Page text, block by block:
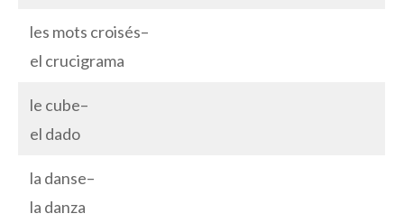
les mots croisés–
el crucigrama
le cube–
el dado
la danse–
la danza